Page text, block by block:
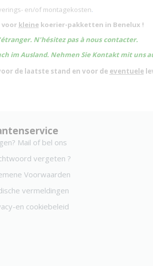
en/of montagekosten.
voor kleinekoerier-pakketten in Benelux !
étranger. N'hésitez pas à nous contacter.
im Ausland. Nehmen Sie Kontakt mit uns
de laatste stand en voor de eventuele
Mail of bel ons
vergeten ?
Voorwaarden
vermeldingen
en cookiebeleid